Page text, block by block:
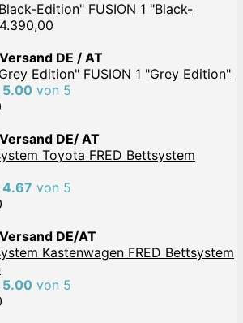
FUSION 1 "Black-
4.390,00
DE / AT
FUSION 1 "Grey Edition"
5.00 von 5
DE/ AT
FRED Bettsystem
4.67 von 5
DE/AT
FRED Bettsystem
5.00 von 5